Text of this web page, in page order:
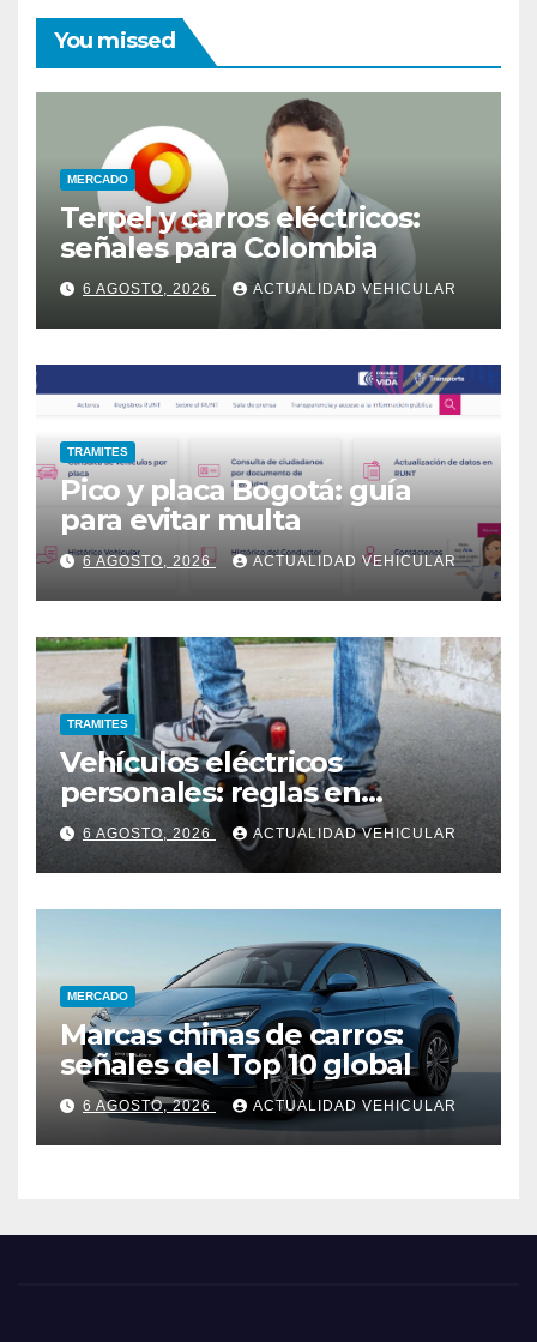
You missed
MERCADO
Terpel y carros eléctricos:
señales para Colombia
6 AGOSTO, 2026 ACTUALIDAD VEHICULAR
TRAMITES
Pico y placa Bogotá: guía
para evitar multa
6 AGOSTO, 2026 ACTUALIDAD VEHICULAR
TRAMITES
Vehículos eléctricos
personales: reglas en
Colombia
6 AGOSTO, 2026 ACTUALIDAD VEHICULAR
MERCADO
Marcas chinas de carros:
señales del Top 10 global
6 AGOSTO, 2026 ACTUALIDAD VEHICULAR